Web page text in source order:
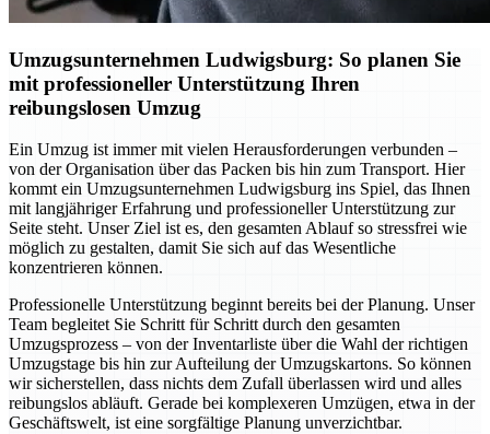
Umzugsunternehmen Ludwigsburg: So planen Sie
mit professioneller Unterstützung Ihren
reibungslosen Umzug
Ein Umzug ist immer mit vielen Herausforderungen verbunden –
von der Organisation über das Packen bis hin zum Transport. Hier
kommt ein Umzugsunternehmen Ludwigsburg ins Spiel, das Ihnen
mit langjähriger Erfahrung und professioneller Unterstützung zur
Seite steht. Unser Ziel ist es, den gesamten Ablauf so stressfrei wie
möglich zu gestalten, damit Sie sich auf das Wesentliche
konzentrieren können.
Professionelle Unterstützung beginnt bereits bei der Planung. Unser
Team begleitet Sie Schritt für Schritt durch den gesamten
Umzugsprozess – von der Inventarliste über die Wahl der richtigen
Umzugstage bis hin zur Aufteilung der Umzugskartons. So können
wir sicherstellen, dass nichts dem Zufall überlassen wird und alles
reibungslos abläuft. Gerade bei komplexeren Umzügen, etwa in der
Geschäftswelt, ist eine sorgfältige Planung unverzichtbar.